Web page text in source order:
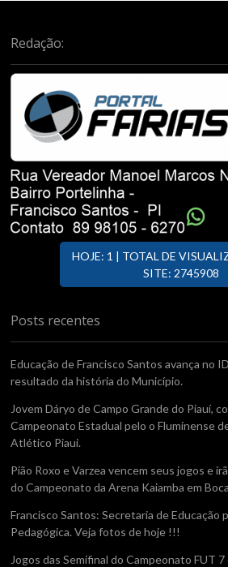
Redação:
HOJE: 1 | TOTAL DE
SITE: 2745908
Posts recentes
Educação de Francisco Santos avança no
resultado da história do Município.
Jovem Dáryo de Campo Grande do Piauí,
Campeonato Estadual pelo o Fluminense
Atlético Piaui.
Pião Roxo e Varzea vencem seus jogos e
do Campeonato da Arena Kaiamba em
Francisco Santos: Secretaria de Educação
Pedagógica. Veja fotos de hoje !!!
Jogos das Semifinal do Campeonato FUT 7